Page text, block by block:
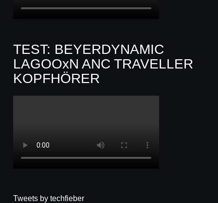
TEST: BEYERDYNAMIC
LAGOOxN ANC TRAVELLER
KOPFHÖRER
Tweets by techfieber